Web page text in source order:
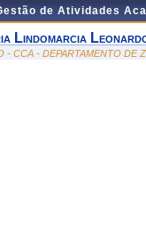
de Atividades
Lindomarcia
- CCA - DEPARTAMENTO DE